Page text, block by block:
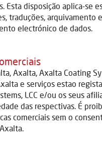
Esta disposição aplica-se
traduções, arquivamento
electrónico de dados.
Axalta, Axalta Coating
e serviços estao
LCC e/ou os seus
das respectivas. É
comerciais sem o
da